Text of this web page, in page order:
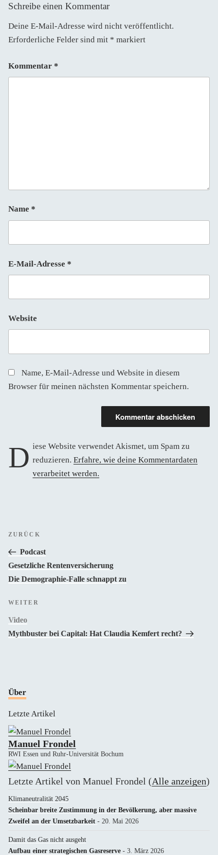
Schreibe einen Kommentar
Deine E-Mail-Adresse wird nicht veröffentlicht.
Erforderliche Felder sind mit * markiert
Kommentar *
Name *
E-Mail-Adresse *
Website
Name, E-Mail-Adresse und Website in diesem
Browser für meinen nächsten Kommentar speichern.
Diese Website verwendet Akismet, um Spam zu reduzieren.Erfahre, wie deine Kommentardaten
verarbeitet werden.
Beitragsnavigation
Vorheriger
Beitrag
ZURÜCK
Podcast
Gesetzliche Rentenversicherung
Die Demographie-Falle schnappt zu
Nächster
Beitrag
WEITER
Video
Mythbuster bei Capital: Hat Claudia Kemfert recht?
Über
Letzte Artikel
Manuel Frondel
RWI Essen und Ruhr-Universität Bochum
Letzte Artikel von Manuel Frondel (Alle anzeigen)
Klimaneutralität 2045
Scheinbar breite Zustimmung in der Bevölkerung, aber massive
Zweifel an der Umsetzbarkeit - 20. Mai 2026
Damit das Gas nicht ausgeht
Aufbau einer strategischen Gasreserve - 3. März 2026